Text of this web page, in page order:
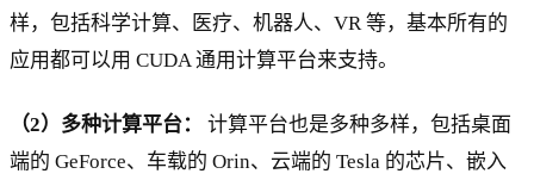
样，包括科学计算、医疗、机器人、VR 等，基本所有的
应用都可以用 CUDA 通用计算平台来支持。
（2）多种计算平台：
计算平台也是多种多样，包括桌面
端的 GeForce、车载的 Orin、云端的 Tesla 的芯片、嵌入